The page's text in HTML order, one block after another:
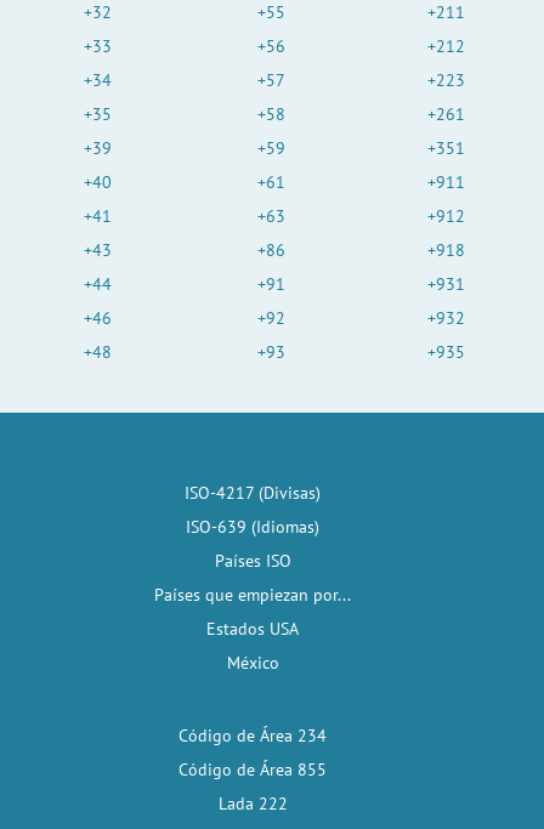
+32
+33
+34
+35
+39
+40
+41
+43
+44
+46
+48
+55
+56
+57
+58
+59
+61
+63
+86
+91
+92
+93
+211
+212
+223
+261
+351
+911
+912
+918
+931
+932
+935
ISO-4217 (Divisas)
ISO-639 (Idiomas)
Países ISO
Países que empiezan por...
Estados USA
México
Código de Área 234
Código de Área 855
Lada 222